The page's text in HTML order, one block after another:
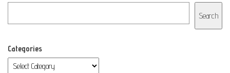
Search
Categories